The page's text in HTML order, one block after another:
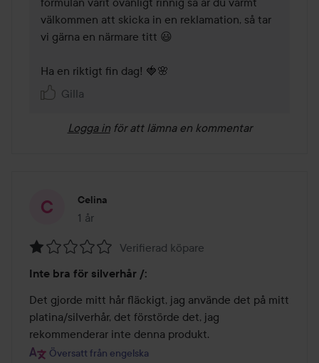
välkommen att skicka in en reklamation, så tar
vi gärna en närmare titt 😃
Ha en riktigt fin dag! 🍓🌸
Gilla
Logga in för att lämna en kommentar
Celina
1 år
Inlägget skapades 1 år
1
av
5
Verifierad köpare
Inte bra för silverhår /:
Det gjorde mitt hår fläckigt, jag använde det på mitt
platina/silverhår, det förstörde det, jag
rekommenderar inte denna produkt.
Översatt från engelska